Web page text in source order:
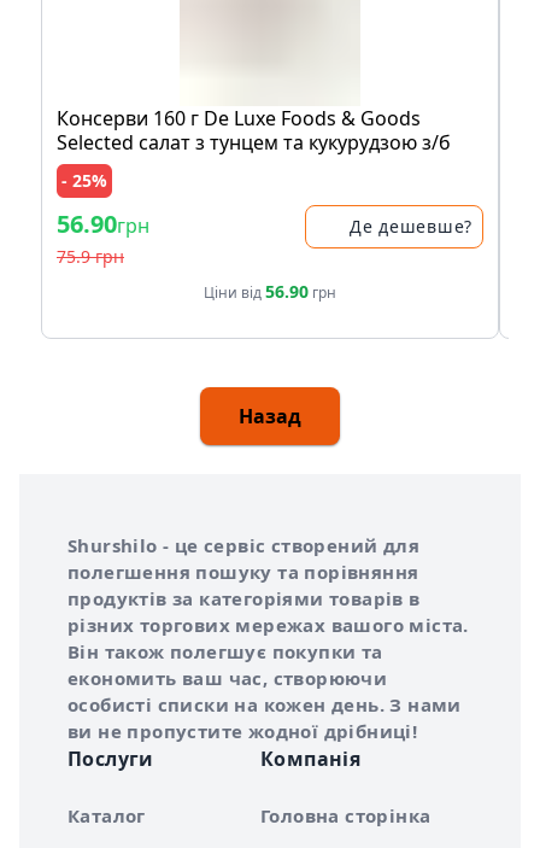
Консерви 160 г De Luxe Foods & Goods
Selected салат з тунцем та кукурудзою з/б
- 25%
56.90грн
75.9 грн
Де дешевше?
Ціни від56.90 грн
Назад
Про сервіс Shurshilo
Shurshilo - це сервіс створений для
полегшення пошуку та порівняння
продуктів за категоріями товарів в
різних торгових мережах вашого міста.
Він також полегшує покупки та
економить ваш час, створюючи
особисті списки на кожен день. З нами
ви не пропустите жодної дрібниці!
Послуги
Каталог
Компанія
Головна сторінка